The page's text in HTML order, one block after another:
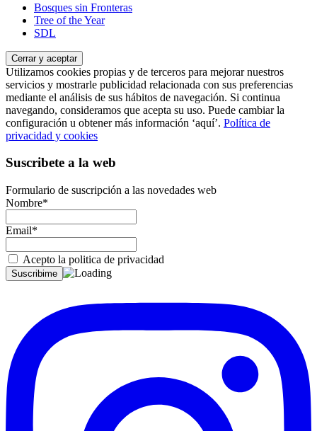
Bosques sin Fronteras
Tree of the Year
SDL
Utilizamos cookies propias y de terceros para mejorar nuestros
servicios y mostrarle publicidad relacionada con sus preferencias
mediante el análisis de sus hábitos de navegación. Si continua
navegando, consideramos que acepta su uso. Puede cambiar la
configuración u obtener más información ‘aquí’. Política de
privacidad y cookies
Suscribete a la web
Formulario de suscripción a las novedades web
Nombre*
Email*
Acepto la politica de privacidad